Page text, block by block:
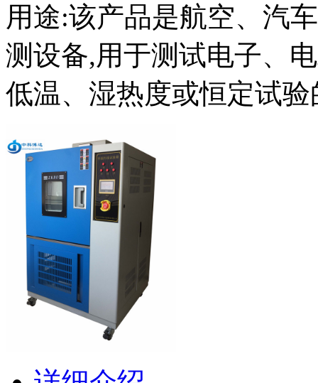
用途:该产品是航空、汽
测设备,用于测试电子、
低温、湿热度或恒定试